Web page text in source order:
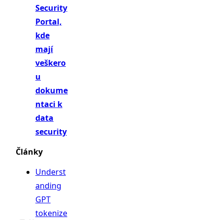
Security
Portal,
kde
mají
veškero
u
dokume
ntaci k
data
security
Články
Underst
anding
GPT
tokenize